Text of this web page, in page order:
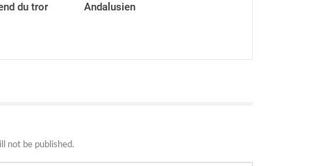
du tror
Andalusien
not be published.